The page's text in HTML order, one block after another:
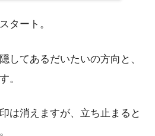
タート。
してあるだいたいの方向と、
。
は消えますが、立ち止まると